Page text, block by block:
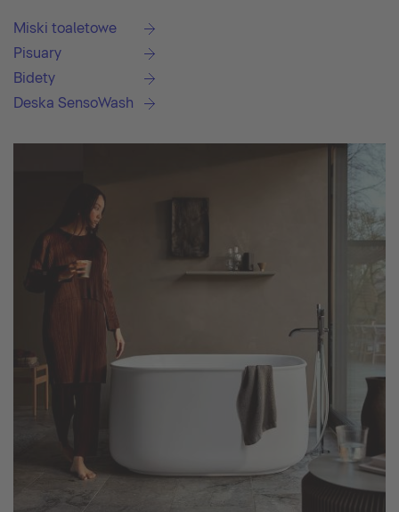
Miski toaletowe
Pisuary
Bidety
Deska SensoWash